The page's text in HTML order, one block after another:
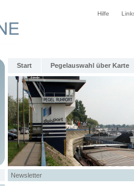
Hilfe
Start Pegelauswahl über Karte
Newsletter